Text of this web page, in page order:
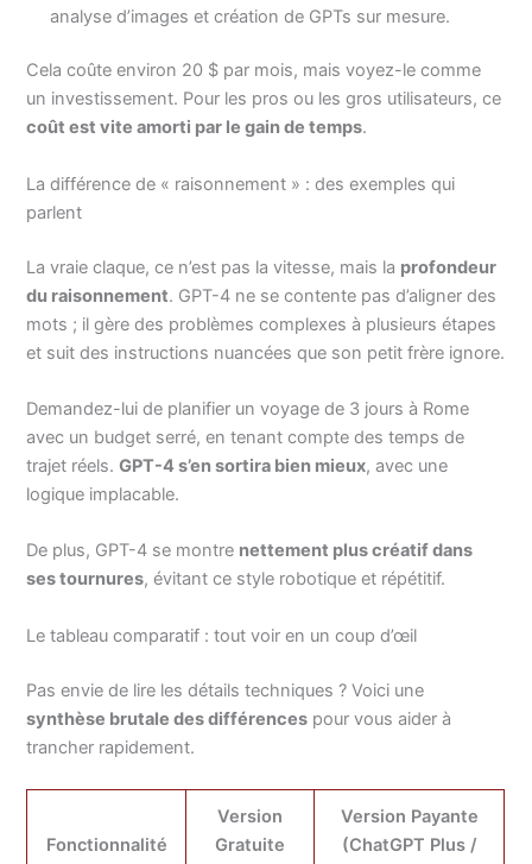
analyse d’images et création de GPTs sur mesure.
Cela coûte environ 20 $ par mois, mais voyez-le comme
un investissement. Pour les pros ou les gros utilisateurs, ce
coût est vite amorti par le gain de temps.
La différence de « raisonnement » : des exemples qui
parlent
La vraie claque, ce n’est pas la vitesse, mais la profondeur
du raisonnement. GPT-4 ne se contente pas d’aligner des
mots ; il gère des problèmes complexes à plusieurs étapes
et suit des instructions nuancées que son petit frère ignore.
Demandez-lui de planifier un voyage de 3 jours à Rome
avec un budget serré, en tenant compte des temps de
trajet réels.GPT-4 s’en sortira bien mieux, avec une
logique implacable.
De plus, GPT-4 se montre nettement plus créatif dans
ses tournures, évitant ce style robotique et répétitif.
Le tableau comparatif : tout voir en un coup d’œil
Pas envie de lire les détails techniques ? Voici une
synthèse brutale des différences pour vous aider à
trancher rapidement.
Fonctionnalité
Version
Gratuite
Version Payante
(ChatGPT Plus /